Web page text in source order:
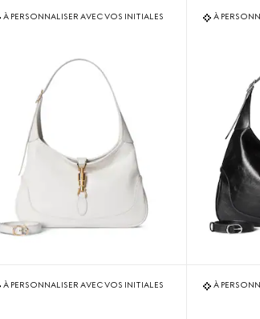
À PERSONNALISER AVEC VOS INITIALES À
À PERSONNALISER AVEC VOS INITIALES À